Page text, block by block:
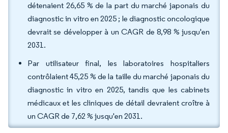
détenaient 26,65 % de la part du marché japonais du
diagnostic in vitro en 2025 ; le diagnostic oncologique
devrait se développer à un CAGR de 8,98 % jusqu'en
2031.
Par utilisateur final, les laboratoires hospitaliers
contrôlaient 45,25 % de la taille du marché japonais du
diagnostic in vitro en 2025, tandis que les cabinets
médicaux et les cliniques de détail devraient croître à
un CAGR de 7,62 % jusqu'en 2031.